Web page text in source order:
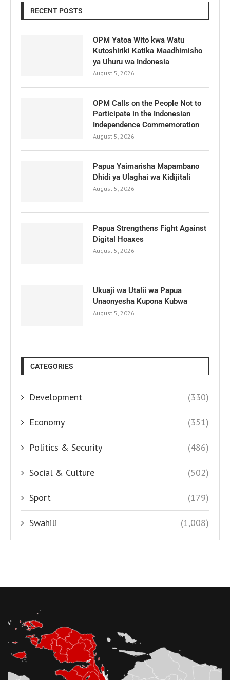
RECENT POSTS
OPM Yatoa Wito kwa Watu
Kutoshiriki Katika Maadhimisho
ya Uhuru wa Indonesia
August 5, 2026
OPM Calls on the People Not to
Participate in the Indonesian
Independence Commemoration
August 5, 2026
Papua Yaimarisha Mapambano
Dhidi ya Ulaghai wa Kidijitali
August 5, 2026
Papua Strengthens Fight Against
Digital Hoaxes
August 5, 2026
Ukuaji wa Utalii wa Papua
Unaonyesha Kupona Kubwa
August 5, 2026
CATEGORIES
Development (330)
Economy (351)
Politics & Security (486)
Social & Culture (502)
Sport (179)
Swahili (1,008)